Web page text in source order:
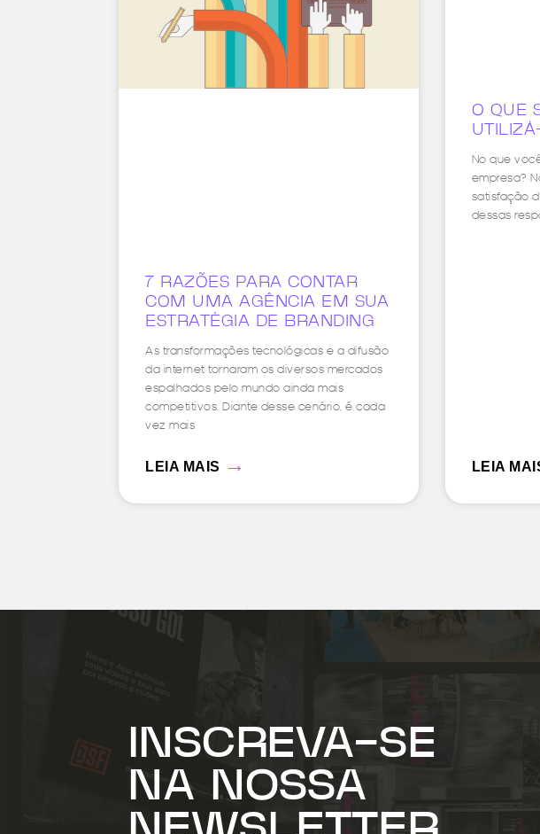
7 RAZÕES PARA CONTAR
COM UMA AGÊNCIA EM SUA
ESTRATÉGIA DE BRANDING
As transformações tecnológicas e a difusão
da internet tornaram os diversos mercados
espalhados pelo mundo ainda mais
competitivos. Diante desse cenário, é cada
vez mais
LEIA MAIS →
O QUE
No que
empresa?
satisfação
dessas
LEIA
INSCREVA-SE
NA NOSSA